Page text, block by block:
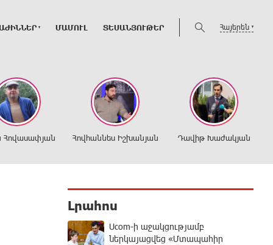
ՄԱՄՈՒԼ ՏԵՍԱՆՅՈՒԹԵՐ Հայերեն
Հովասափյան Հովհաննես Իշխանյան Դավիթ Խաժակյան
Լրահոս
Ucom-ի աջակցությամբ
ներկայացվեց «Մտապահիր